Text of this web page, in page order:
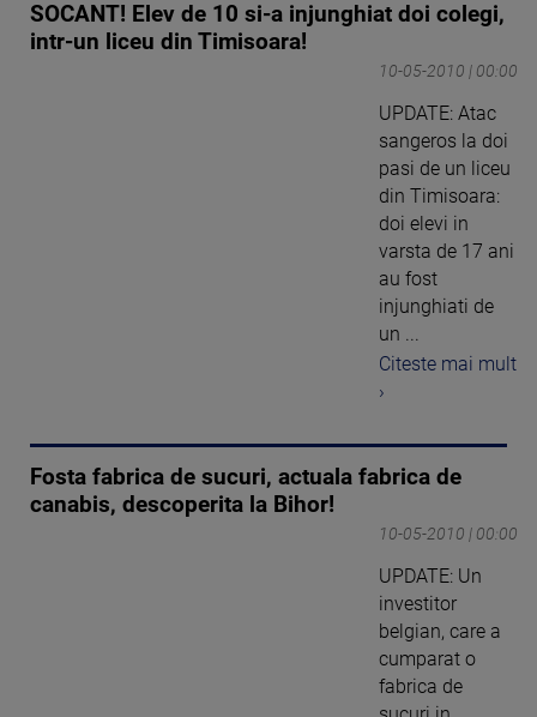
SOCANT! Elev de 10 si-a injunghiat doi colegi,
intr-un liceu din Timisoara!
10-05-2010 | 00:00
UPDATE: Atac
sangeros la doi
pasi de un liceu
din Timisoara:
doi elevi in
varsta de 17 ani
au fost
injunghiati de
un ...
Citeste mai mult
›
Fosta fabrica de sucuri, actuala fabrica de
canabis, descoperita la Bihor!
10-05-2010 | 00:00
UPDATE: Un
investitor
belgian, care a
cumparat o
fabrica de